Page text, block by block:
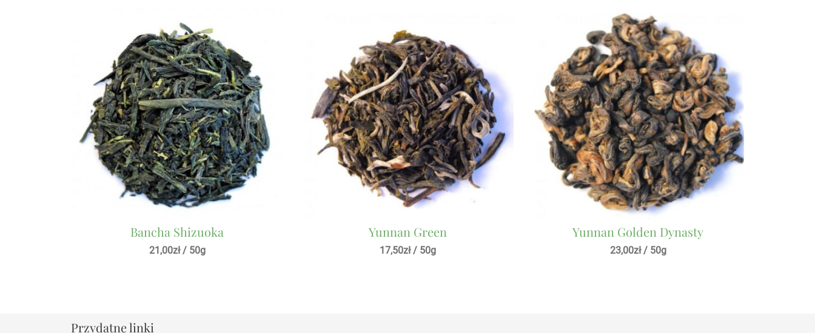
Bancha Shizuoka
21,00zł/ 50g
Yunnan Green
17,50zł/ 50g
Yunnan Golden Dynasty
23,00zł/ 50g
Przydatne linki